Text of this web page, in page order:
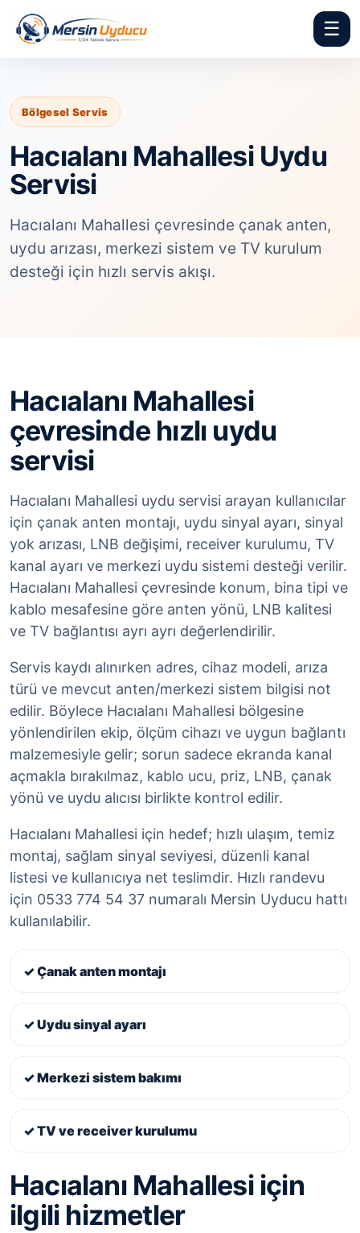
☰
Bölgesel Servis
Hacıalanı Mahallesi Uydu
Servisi
Hacıalanı Mahallesi çevresinde çanak anten,
uydu arızası, merkezi sistem ve TV kurulum
desteği için hızlı servis akışı.
Hacıalanı Mahallesi
çevresinde hızlı uydu
servisi
Hacıalanı Mahallesi uydu servisi arayan kullanıcılar
için çanak anten montajı, uydu sinyal ayarı, sinyal
yok arızası, LNB değişimi, receiver kurulumu, TV
kanal ayarı ve merkezi uydu sistemi desteği verilir.
Hacıalanı Mahallesi çevresinde konum, bina tipi ve
kablo mesafesine göre anten yönü, LNB kalitesi
ve TV bağlantısı ayrı ayrı değerlendirilir.
Servis kaydı alınırken adres, cihaz modeli, arıza
türü ve mevcut anten/merkezi sistem bilgisi not
edilir. Böylece Hacıalanı Mahallesi bölgesine
yönlendirilen ekip, ölçüm cihazı ve uygun bağlantı
malzemesiyle gelir; sorun sadece ekranda kanal
açmakla bırakılmaz, kablo ucu, priz, LNB, çanak
yönü ve uydu alıcısı birlikte kontrol edilir.
Hacıalanı Mahallesi için hedef; hızlı ulaşım, temiz
montaj, sağlam sinyal seviyesi, düzenli kanal
listesi ve kullanıcıya net teslimdir. Hızlı randevu
için 0533 774 54 37 numaralı Mersin Uyducu hattı
kullanılabilir.
✓ Çanak anten montajı
✓ Uydu sinyal ayarı
✓ Merkezi sistem bakımı
✓ TV ve receiver kurulumu
Hacıalanı Mahallesi için
ilgili hizmetler